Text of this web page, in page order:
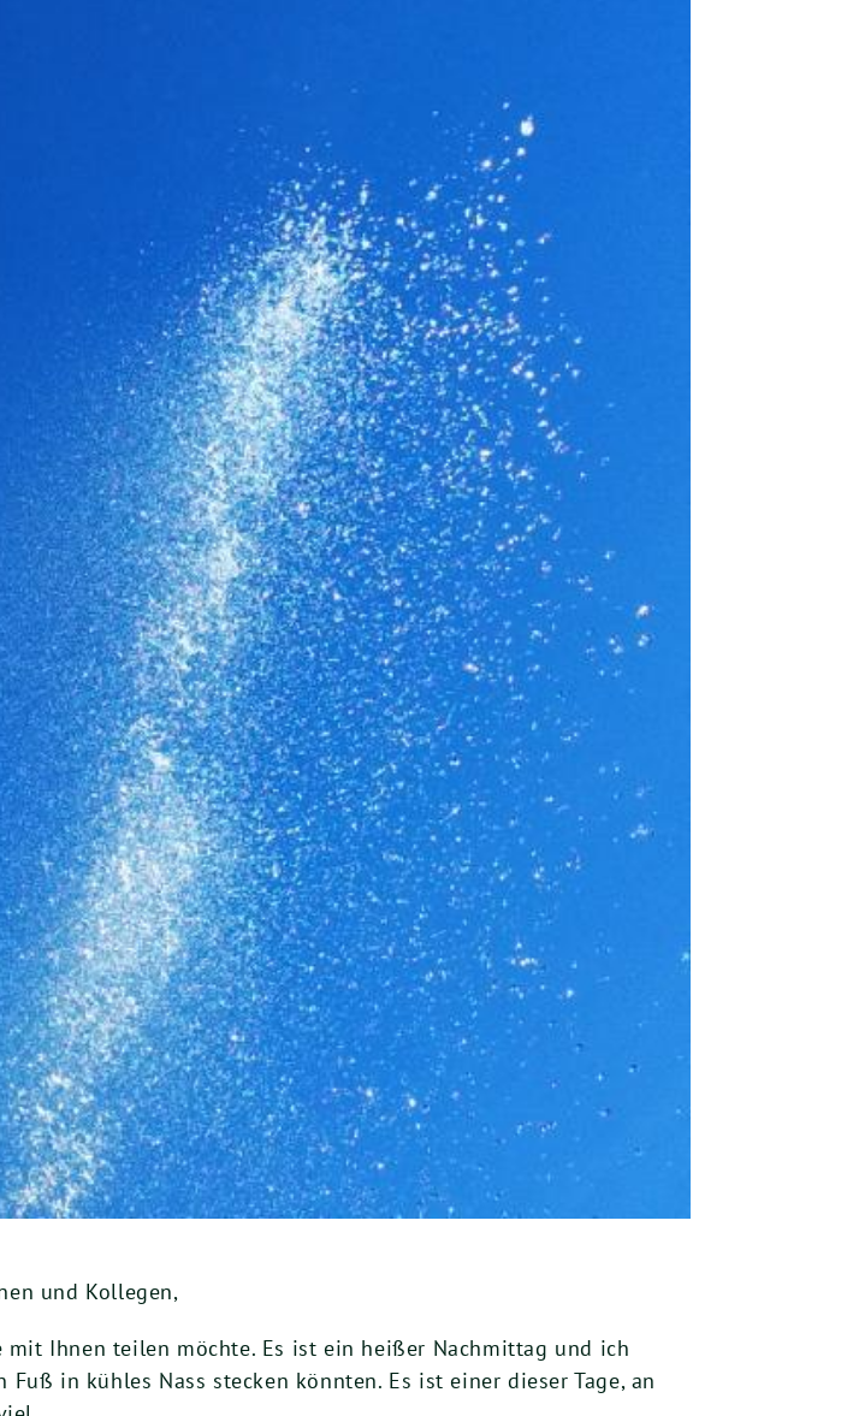
und Kollegen,
Ihnen teilen möchte. Es ist ein heißer Nachmittag und ich
in kühles Nass stecken könnten. Es ist einer dieser Tage, an